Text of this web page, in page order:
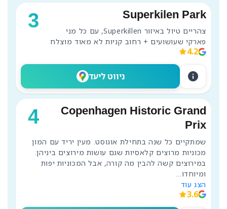
3 Superkilen Park
צהריים טיול באיזור Superkillen, עם כל מני
פארקי שעושועים + רחוב קניות לא מאוד מוצלח
4.2
ניווט ליעד info
4
Copenhagen Historic Grand
Prix
שמתקיים כל שנה בתחילת אוגוסט. מעין יריד עם המון
ומיוחדו
הצג עוד
3.6